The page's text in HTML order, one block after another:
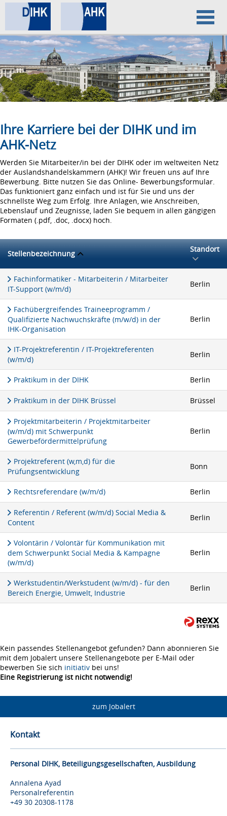
Home
Datenschutz
Impressum
Ihre Karriere bei der DIHK und im
AHK-Netz
Werden Sie Mitarbeiter/in bei der DIHK oder im weltweiten Netz
der Auslandshandelskammern (AHK)! Wir freuen uns auf Ihre
Bewerbung. Bitte nutzen Sie das Online- Bewerbungsformular.
Das funktioniert ganz einfach und ist für Sie und uns der
schnellste Weg zum Erfolg. Ihre Anlagen, wie Anschreiben,
Lebenslauf und Zeugnisse, laden Sie bequem in allen gängigen
Formaten (.pdf, .doc, .docx) hoch.
Stellenbezeichnung Standort
Fachinformatiker - Mitarbeiterin / Mitarbeiter
IT-Support (w/m/d)
Berlin
Fachübergreifendes Traineeprogramm /
Qualifizierte Nachwuchskräfte (m/w/d) in der
IHK-Organisation
Berlin
IT-Projektreferentin / IT-Projektreferenten
(w/m/d)
Berlin
Praktikum in der DIHK Berlin
Praktikum in der DIHK Brüssel Brüssel
Projektmitarbeiterin / Projektmitarbeiter
(w/m/d) mit Schwerpunkt
Gewerbefördermittelprüfung
Berlin
Projektreferent (w,m,d) für die
Prüfungsentwicklung
Bonn
Rechtsreferendare (w/m/d) Berlin
Referentin / Referent (w/m/d) Social Media &
Content
Berlin
Volontärin / Volontär für Kommunikation mit
dem Schwerpunkt Social Media & Kampagne
(w/m/d)
Berlin
Werkstudentin/Werkstudent (w/m/d) - für den
Bereich Energie, Umwelt, Industrie
Berlin
Kein passendes Stellenangebot gefunden? Dann abonnieren Sie
mit dem Jobalert unsere Stellenangebote per E-Mail oder
bewerben Sie sich initiativ bei uns!
Eine Registrierung ist nicht notwendig!
zum Jobalert
Kontakt
Personal DIHK, Beteiligungsgesellschaften, Ausbildung
Annalena Ayad
Personalreferentin
+49 30 20308-1178